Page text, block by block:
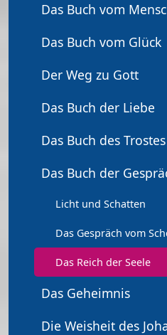
Das Buch vom
Das Buch vom Glück
Der Weg zu Gott
Das Buch der Liebe
Das Buch des Trostes
Das Buch der
Licht und Schatten
Das Gespräch vom
Das Reich der Seele
Das Geheimnis
Die Weisheit des